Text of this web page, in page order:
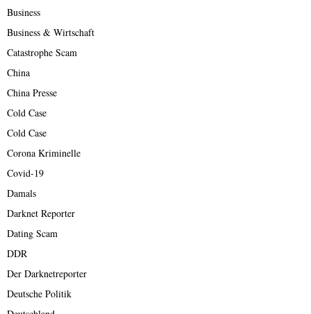
Business
Business & Wirtschaft
Catastrophe Scam
China
China Presse
Cold Case
Cold Case
Corona Kriminelle
Covid-19
Damals
Darknet Reporter
Dating Scam
DDR
Der Darknetreporter
Deutsche Politik